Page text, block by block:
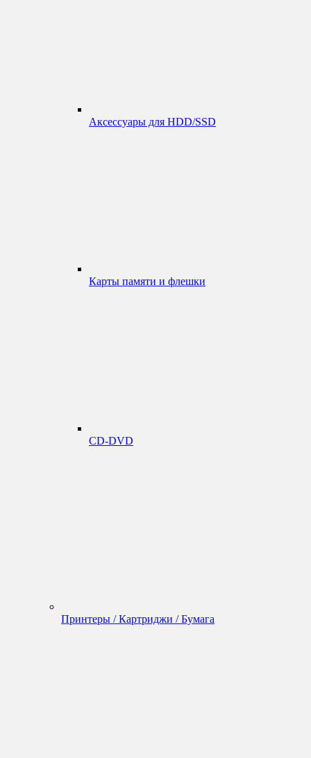
Аксессуары для HDD/SSD
Карты памяти и флешки
CD-DVD
Принтеры / Картриджи / Бумага